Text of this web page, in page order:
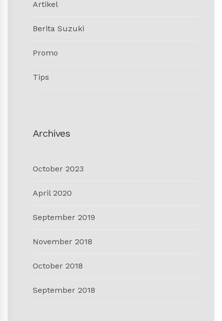
Artikel
Berita Suzuki
Promo
Tips
Archives
October 2023
April 2020
September 2019
November 2018
October 2018
September 2018